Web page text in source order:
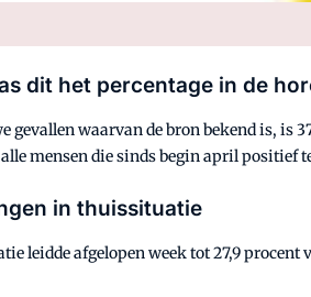
dit het percentage in de
gevallen waarvan de bron bekend is, is
mensen die sinds begin april positief
in thuissituatie
leidde afgelopen week tot 27,9 procent